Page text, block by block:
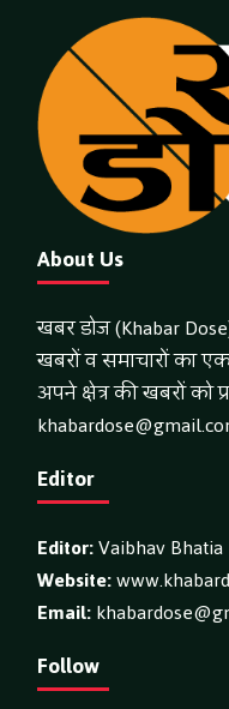
About Us
खबर डोज (Khabar
खबरों व समाचारों का
अपने क्षेत्र की खबरों
Editor
Editor:Vaibhav Bhatia
Website:
Email:
Follow